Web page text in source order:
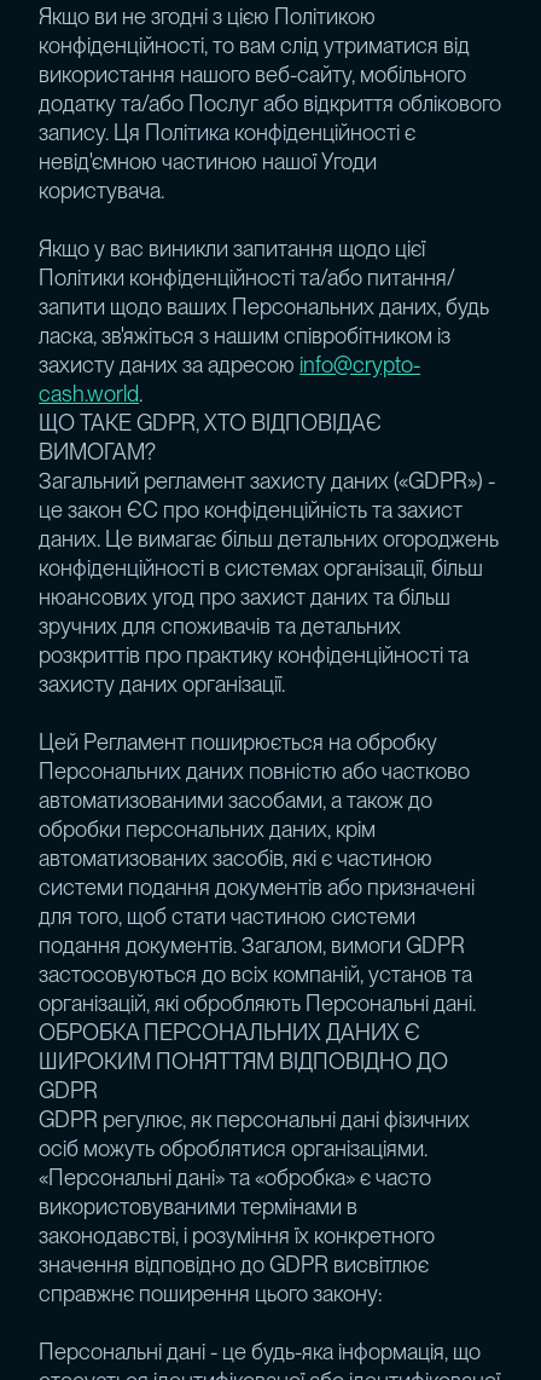
Якщо ви не згодні з цією Політикою
конфіденційності, то вам слід утриматися від
використання нашого веб-сайту, мобільного
додатку та/або Послуг або відкриття облікового
запису. Ця Політика конфіденційності є
невід'ємною частиною нашої Угоди
користувача.
Якщо у вас виникли запитання щодо цієї
Політики конфіденційності та/або питання/
запити щодо ваших Персональних даних, будь
ласка, зв'яжіться з нашим співробітником із
захисту даних за адресою info@crypto-
cash.world.
ЩО ТАКЕ GDPR, ХТО ВІДПОВІДАЄ
ВИМОГАМ?
Загальний регламент захисту даних («GDPR») -
це закон ЄС про конфіденційність та захист
даних. Це вимагає більш детальних огороджень
конфіденційності в системах організації, більш
нюансових угод про захист даних та більш
зручних для споживачів та детальних
розкриттів про практику конфіденційності та
захисту даних організації.
Цей Регламент поширюється на обробку
Персональних даних повністю або частково
автоматизованими засобами, а також до
обробки персональних даних, крім
автоматизованих засобів, які є частиною
системи подання документів або призначені
для того, щоб стати частиною системи
подання документів. Загалом, вимоги GDPR
застосовуються до всіх компаній, установ та
організацій, які обробляють Персональні дані.
ОБРОБКА ПЕРСОНАЛЬНИХ ДАНИХ Є
ШИРОКИМ ПОНЯТТЯМ ВІДПОВІДНО ДО
GDPR
GDPR регулює, як персональні дані фізичних
осіб можуть оброблятися організаціями.
«Персональні дані» та «обробка» є часто
використовуваними термінами в
законодавстві, і розуміння їх конкретного
значення відповідно до GDPR висвітлює
справжнє поширення цього закону:
Персональні дані - це будь-яка інформація, що